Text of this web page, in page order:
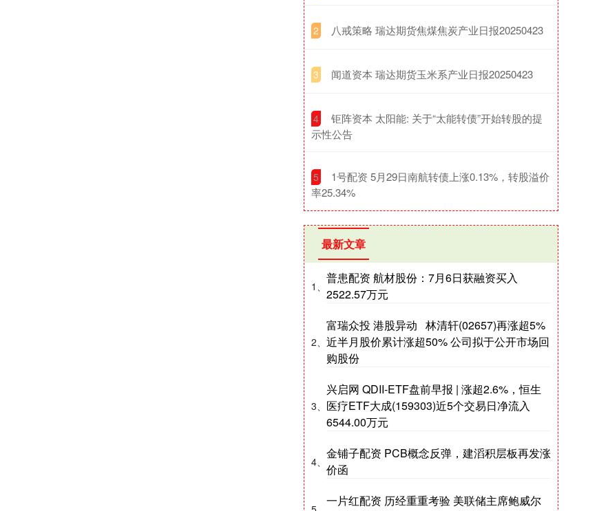
2 ​八戒策略 瑞达期货焦煤焦炭产业日报20250423
3 ​闻道资本 瑞达期货玉米系产业日报20250423
4
​钜阵资本 太阳能: 关于“太能转债”开始转股的提
示性公告
5
​1号配资 5月29日南航转债上涨0.13%，转股溢价
率25.34%
最新文章
1、
普患配资 航材股份：7月6日获融资买入
2522.57万元
2、
富瑞众投 港股异动 林清轩(02657)再涨超5%
近半月股价累计涨超50% 公司拟于公开市场回
购股份
3、
兴启网 QDII-ETF盘前早报 | 涨超2.6%，恒生
医疗ETF大成(159303)近5个交易日净流入
6544.00万元
4、
金铺子配资 PCB概念反弹，建滔积层板再发涨
价函
一片红配资 历经重重考验 美联储主席鲍威尔